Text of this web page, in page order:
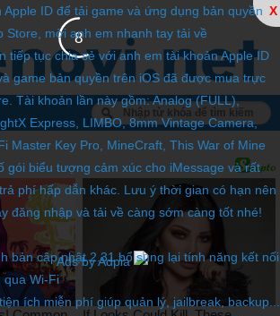
6
X
Ads by Adpia
Apple ID để tải game và ứng dụng bản quyền
Store, mời anh em nhanh tay tải về
tiếp tục chia sẻ với anh em tài khoản Apple ID
game bản quyền trên iOS đã được mua trực
Tài khoản lần này gồm: Analog (FULL),
Express, LIMBO, 8mm Vintage Camera,
Master Key Pro, MineCraft, This War of Mine
gói biểu tượng cảm xúc cho iMessage và rất
phí hấp dẫn khác. Lưu ý thời gian có hạn nên
đăng nhập và tải về càng sớm càng tốt nhé!
bản cập nhật 2.31 bổ sung lại tính năng kết nối
qua Wi-Fi
ích miễn phí giúp quản lý, jailbreak, backup...